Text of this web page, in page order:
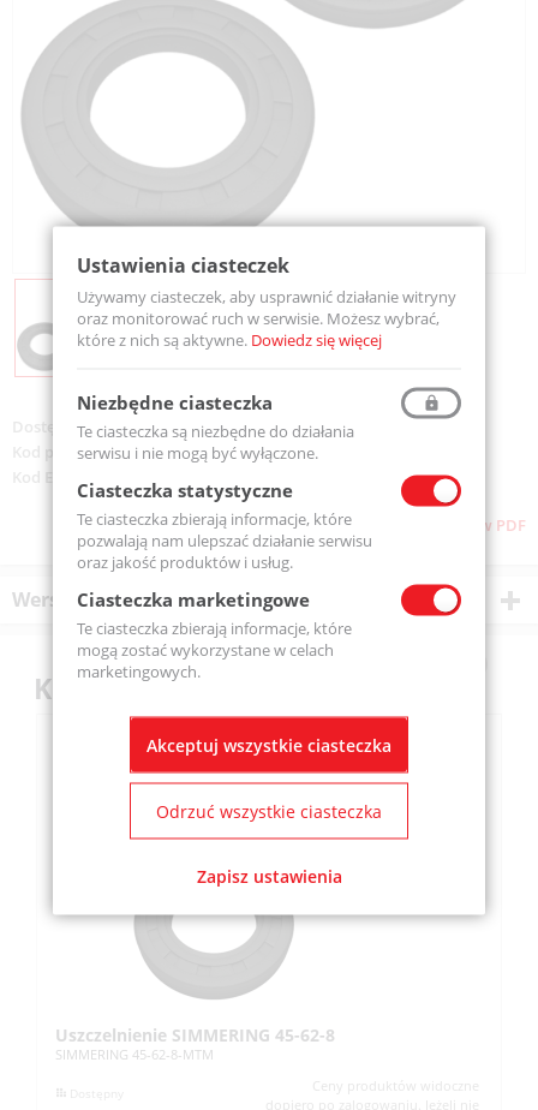
Dostępność:Dostępny
Kod produktu:SIMMERING 35-55-7-MTM
Pobierz stronę w PDF
Wersje produktu
Klienci kupili również
Uszczelnienie SIMMERING 45-62-8
SIMMERING 45-62-8-MTM
Ceny produktów widoczne
dopiero po zalogowaniu. Jeżeli nie
Ustawienia ciasteczek
Używamy ciasteczek, aby usprawnić działanie witryny
oraz monitorować ruch w serwisie. Możesz wybrać,
które z nich są aktywne. Dowiedz się więcej
Niezbędne ciasteczka
Te ciasteczka są niezbędne do działania
serwisu i nie mogą być wyłączone.
Ciasteczka statystyczne
Te ciasteczka zbierają informacje, które
pozwalają nam ulepszać działanie serwisu
oraz jakość produktów i usług.
Ciasteczka marketingowe
Te ciasteczka zbierają informacje, które
mogą zostać wykorzystane w celach
marketingowych.
Akceptuj wszystkie ciasteczka
Odrzuć wszystkie ciasteczka
Zapisz ustawienia